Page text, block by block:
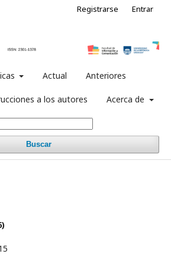
Actual Anteriores
a los autores Acerca de
Buscar
Registrarse Entrar